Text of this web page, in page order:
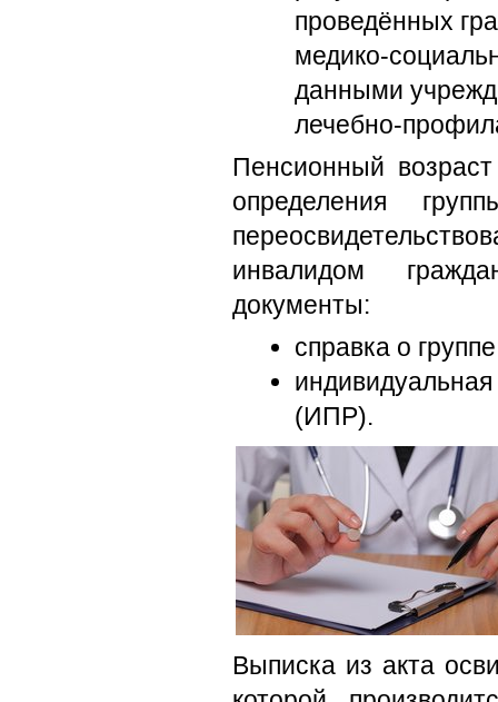
проведённых
медико-
данными
лечебно-
Пенсионный
определения
инвалидом
документы:
справка о
(ИПР).
Выписка из акта